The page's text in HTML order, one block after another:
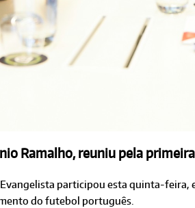
Ramalho, reuniu pela
participou esta quinta-feira,
do futebol português.